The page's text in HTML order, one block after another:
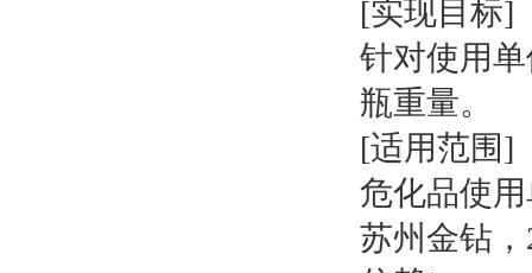
[实现目标]
针对使用
瓶重量。
[适用范围]
危化品使
苏州金钻